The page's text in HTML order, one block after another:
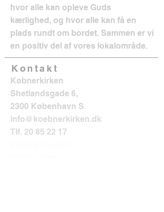
hvor alle kan opleve Guds
kærlighed, og hvor alle kan få en
plads rundt om bordet. Sammen er vi
en positiv del af vores lokalområde.
Kontakt
Købnerkirken
Shetlandsgade 6,
2300 København S
info@koebnerkirken.dk
Tlf. 20 85 22 17